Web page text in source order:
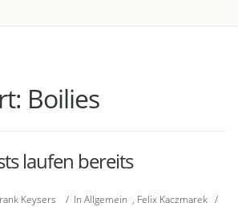
Boilies
laufen bereits
Keysers / In Allgemein , Felix Kaczmarek /